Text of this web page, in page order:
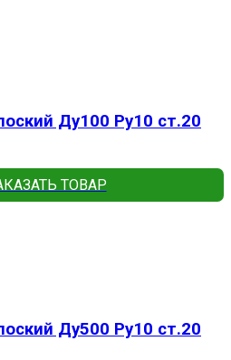
Ду100 Ру10 ст.20
ТОВАР
Ду500 Ру10 ст.20